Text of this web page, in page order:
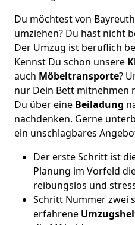
Du möchtest von
umziehen? Du hast nicht
Der Umzug ist beruflich
Kennst Du schon unsere
auch Möbeltransporte?
nur Dein Bett mitnehmen
Du über eine Beiladung
nachdenken. Gerne
ein unschlagbares
Der erste Schritt ist
Planung im Vorfeld
reibungslos und
Schritt Nummer zwei
erfahrene